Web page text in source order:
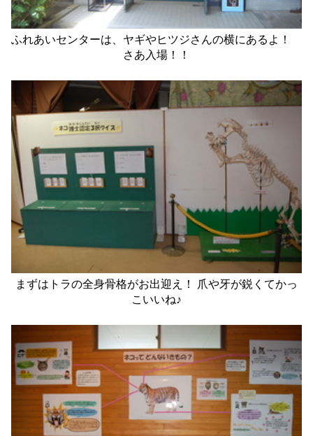
ふれあいセンターは、ヤギやヒツジさんの横にあるよ！
さあ入場！！
まずはトラの全身骨格がお出迎え！ 爪や牙が鋭くてかっ
こいいね♪